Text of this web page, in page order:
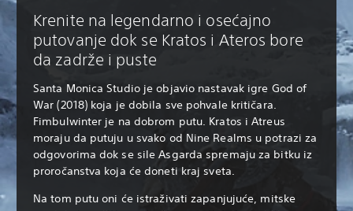
Krenite na legendarno i osećajno
putovanje dok se Kratos i Ateros bore
da zadrže i puste
Santa Monica Studio je objavio nastavak igre God of
War (2018) koja je dobila sve pohvale kritičara.
Fimbulwinter je na dobrom putu. Kratos i Atreus
moraju da putuju u svako od Nine Realms u potrazi za
odgovorima dok se sile Asgarda spremaju za bitku iz
proročanstva koja će doneti kraj sveta.
Na tom putu oni će istraživati zapanjujuće, mitske